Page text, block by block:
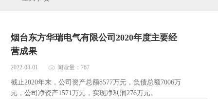
烟台东方华瑞电气有限公司2020年度主要经
营成果
2022-04-01 阅读量：767
截止2020年末，公司资产总额8577万元，负债总额7006万
元，公司净资产1571万元，实现净利润276万元。